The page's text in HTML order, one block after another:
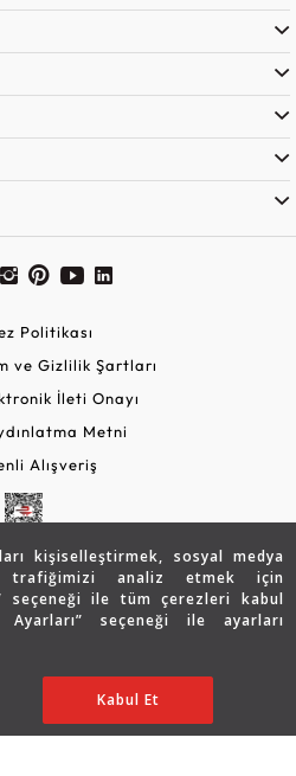
kişiselleştirmek, sosyal medya
trafiğimizi analiz etmek için
seçeneği ile tüm çerezleri kabul
seçeneği ile ayarları
Ayarları Düzenle
Kabul Et
SATIN ALIN
Politikası
ve Gizlilik Şartları
İleti Onayı
Metni
Alışveriş
- Bu sitenin tüm hakları